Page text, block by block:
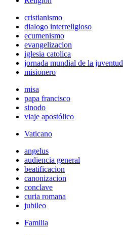
cristianismo
dialogo interreligioso
ecumenismo
evangelizacion
iglesia catolica
jornada mundial de la juventud
misionero
misa
papa francisco
sinodo
viaje apostólico
Vaticano
angelus
audiencia general
beatificacion
canonizacion
conclave
curia romana
jubileo
Familia